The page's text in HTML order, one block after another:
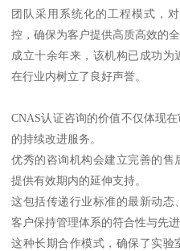
团队采用系统化的工程模式，
控，确保为客户提供高质高效的全
成立十余年来，该机构已成功为
在行业内树立了良好声誉。
CNAS认证咨询的价值不仅体现
的持续改进服务。
优秀的咨询机构会建立完善的
提供有效期内的延伸支持。
这包括传递行业标准的最新动态
客户保持管理体系的符合性与先进
这种长期合作模式，确保了实验